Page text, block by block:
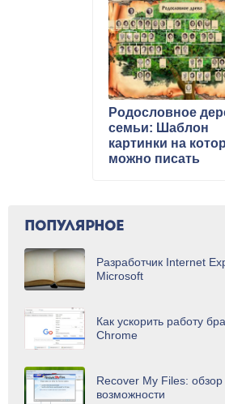
Родословное
семьи: Шаблон
картинки на
можно писать
ПОПУЛЯРНОЕ
Разработчик Internet
Microsoft
Как ускорить работу
Chrome
Recover My Files:
возможности